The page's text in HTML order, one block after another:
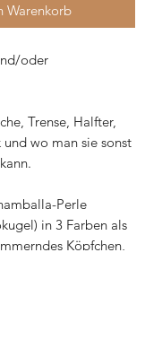
Warenkorb
oder
Trense, Halfter,
und wo man sie sonst
Perle
in 3 Farben als
Köpfchen,